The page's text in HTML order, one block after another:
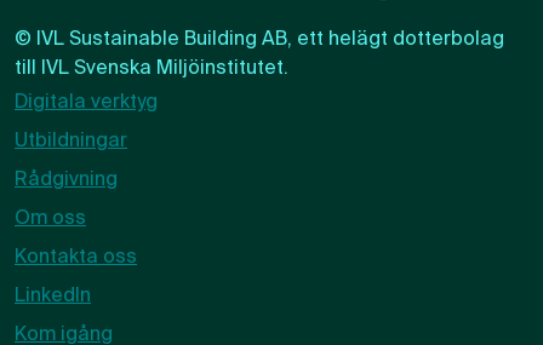
© IVL Sustainable Building AB, ett helägt dotterbolag
till IVL Svenska Miljöinstitutet.
Digitala verktyg
Utbildningar
Rådgivning
Om oss
Kontakta oss
LinkedIn
Kom igång